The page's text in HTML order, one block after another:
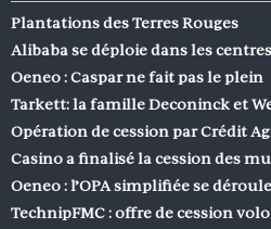
Plantations des Terres Rouges
Alibaba se déploie dans les
Oeneo : Caspar ne fait pas le plein
Tarkett: la famille Deconinck et
Opération de cession par Crédit
Casino a finalisé la cession des
Oeneo : l’OPA simplifiée se
TechnipFMC : offre de cession